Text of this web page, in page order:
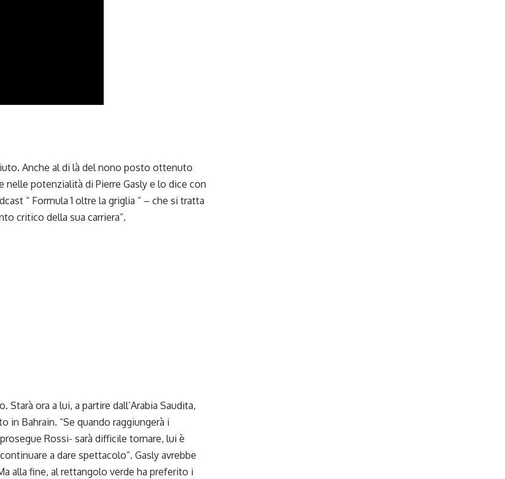
Anche al di là del nono posto ottenuto
nelle potenzialità di Pierre Gasly e lo dice con
“ Formula 1 oltre la griglia ” – che si tratta
critico della sua carriera”.
Starà ora a lui, a partire dall’Arabia Saudita,
in Bahrain. “Se quando raggiungerà i
Rossi- sarà difficile tornare, lui è
a dare spettacolo”. Gasly avrebbe
alla fine, al rettangolo verde ha preferito i